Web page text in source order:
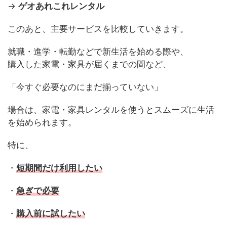
→ ゲオあれこれレンタル
このあと、主要サービスを比較していきます。
就職・進学・転勤などで新生活を始める際や、
購入した家電・家具が届くまでの間など、
「今すぐ必要なのにまだ揃っていない」
場合は、家電・家具レンタルを使うとスムーズに生活
を始められます。
特に、
・ 短期間だけ利用したい
・ 急ぎで必要
・ 購入前に試したい